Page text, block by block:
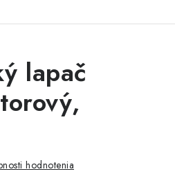
lapač
hodnotenia